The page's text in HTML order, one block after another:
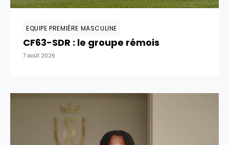
EQUIPE PREMIÈRE MASCULINE
CF63-SDR : le groupe rémois
7 août 2026